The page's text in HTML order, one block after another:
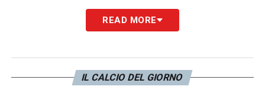
L’americano, anche suInstagram,
“urlando” per ricordare a tutti dicome
questa sia la Juventus.
READ MORE
IL CALCIO DEL GIORNO